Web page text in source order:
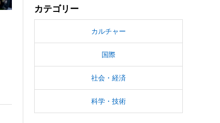
カテゴリー
カルチャー
国際
社会・経済
科学・技術